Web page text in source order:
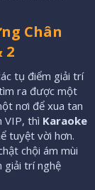
Chân
2
tụ điểm giải trí
ra được một
nơi để xua tan
VIP, thì Karaoke
tuyệt vời hơn.
chội ám mùi
giải trí nghệ